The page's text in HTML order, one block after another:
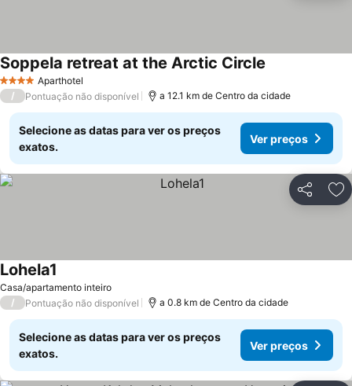
4 EstrelasAparthotel
Soppela retreat at the Arctic Circle
/ Pontuação não disponível a 12.1 km de Centro da cidade
Selecione as datas para ver os preços
exatos.
Ver preços
Partilhar
Casa/apartamento inteiro
Lohela1
/ Pontuação não disponível a 0.8 km de Centro da cidade
Selecione as datas para ver os preços
exatos.
Ver preços